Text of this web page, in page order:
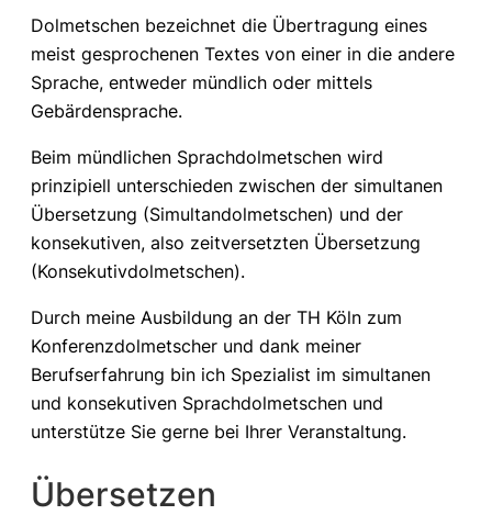
Dolmetschen bezeichnet die Übertragung eines
meist gesprochenen Textes von einer in die andere
Sprache, entweder mündlich oder mittels
Gebärdensprache.
Beim mündlichen Sprachdolmetschen wird
prinzipiell unterschieden zwischen der simultanen
Übersetzung (Simultandolmetschen) und der
konsekutiven, also zeitversetzten Übersetzung
(Konsekutivdolmetschen).
Durch meine Ausbildung an der TH Köln zum
Konferenzdolmetscher und dank meiner
Berufserfahrung bin ich Spezialist im simultanen
und konsekutiven Sprachdolmetschen und
unterstütze Sie gerne bei Ihrer Veranstaltung.
Übersetzen